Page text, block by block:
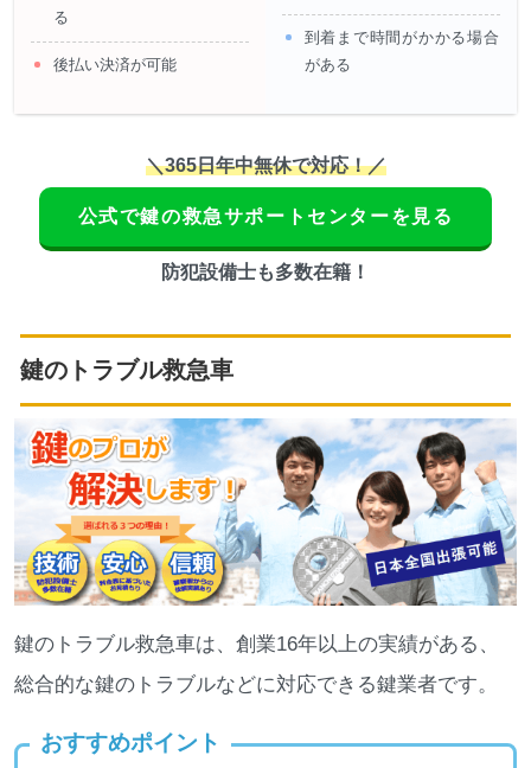
る
後払い決済が可能
到着まで時間がかかる場合
がある
＼365日年中無休で対応！／
公式で鍵の救急サポートセンターを見る
防犯設備士も多数在籍！
鍵のトラブル救急車
鍵のトラブル救急車は、創業16年以上の実績がある、
総合的な鍵のトラブルなどに対応できる鍵業者です。
おすすめポイント